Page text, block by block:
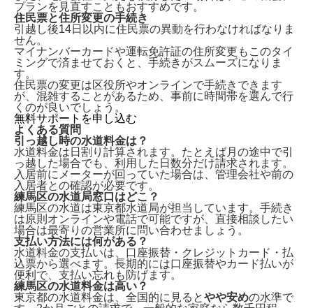
プランを見直すこともおすすめです。
住民票と住所変更の手続き
引越し後14日以内に住民票の異動を行わなければなりま
せん。
マイナンバーカードや運転免許証の住所変更もこのタイ
ミングで済ませておくと、手続きがスムーズになりま
す。
住民票の変更は区役所やオンラインで手続きできます
が、混雑することがあるため、事前に時間帯を選んで行
くのが良いでしょう。
無料サポートを申し込む
よくある質問
引っ越し時の水道料金は？
水道料金は 日割り計算されます。たとえば月の途中で引
っ越した場合でも、利用した日数分だけ請求されます。
入居前にメーターが回っていた場合は、管理会社や前の
入居者との確認が必要です。
練馬区の水道局窓口はどこ？
練馬区の水道は東京都水道局が担当しています。手続き
は原則オンラインや電話で可能ですが、直接相談したい
場合は最寄りの営業所に問い合わせましょう。
支払い方法には何がある？
水道料金の支払いは、 口座振替・クレジットカード・払
込票から選べます。長期的には口座振替やカード払いが
便利で、支払い忘れも防げます。
練馬区の水道料金は高い？
東京都の水道料金は、 全国的に見るとやや安めの水準で